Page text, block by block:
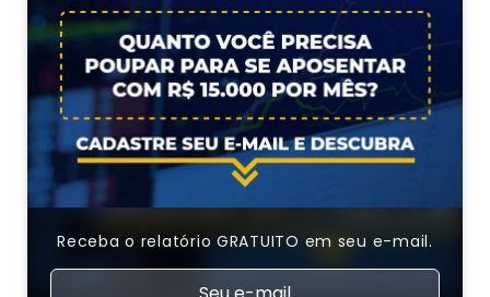
Receba o relatório GRATUITO em seu e-mail.